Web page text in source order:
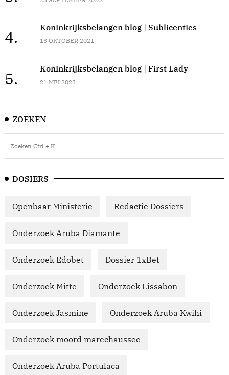
4.
Koninkrijksbelangen blog | Sublicenties
13 OKTOBER 2021
5.
Koninkrijksbelangen blog | First Lady
21 MEI 2023
ZOEKEN
DOSIERS
Openbaar Ministerie Redactie Dossiers
Onderzoek Aruba Diamante
Onderzoek Edobet Dossier 1xBet
Onderzoek Mitte Onderzoek Lissabon
Onderzoek Jasmine Onderzoek Aruba Kwihi
Onderzoek moord marechaussee
Onderzoek Aruba Portulaca